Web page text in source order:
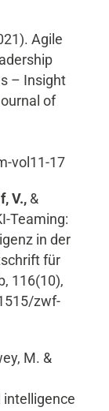
Agile
– Insight
of
vol11-17
V., &
Teaming:
in der
für
116(10),
zwf-
M. &